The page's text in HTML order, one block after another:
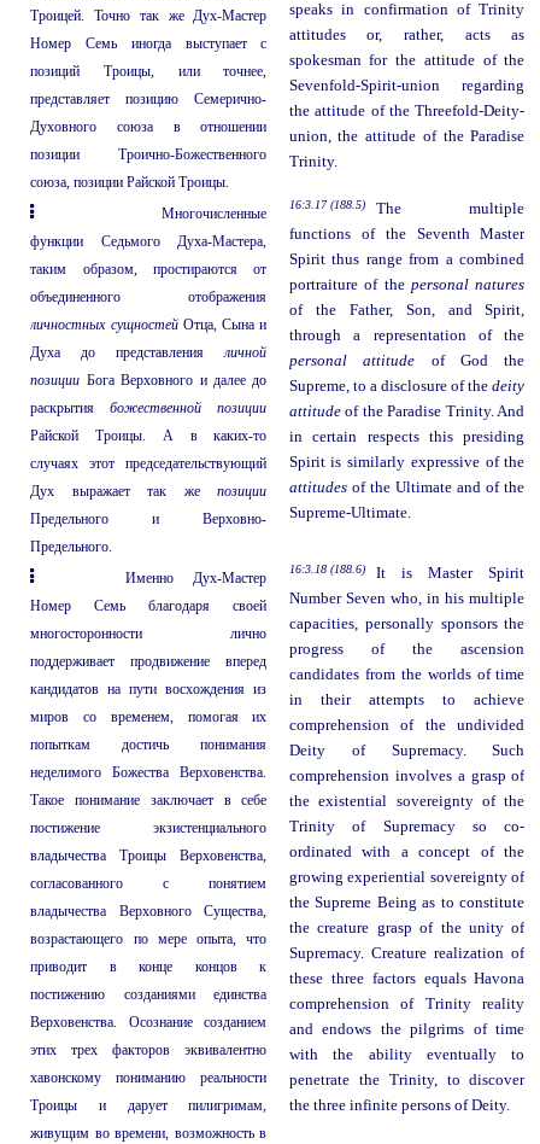
Троицей. Точно так же Дух-Мастер
Номер Семь иногда выступает с
позиций Троицы, или точнее,
представляет позицию Семерично-
Духовного союза в отношении
позиции Троично-Божественного
союза, позиции Райской Троицы.
speaks in confirmation of Trinity
attitudes or, rather, acts as
spokesman for the attitude of the
Sevenfold-Spirit-union regarding
the attitude of the Threefold-Deity-
union, the attitude of the Paradise
Trinity.
Многочисленные
функции Седьмого Духа-Мастера,
таким образом, простираются от
объединенного отображения
личностных сущностейОтца, Сына и
Духа до представленияличной
позиции Бога Верховного и далее до
раскрытиябожественной позиции
Райской Троицы. А в каких-то
случаях этот председательствующий
Дух выражает так жепозиции
Предельного и Верховно-
Предельного.
16:3.17 (188.5)
The multiple
functions of the Seventh Master
Spirit thus range from a combined
portraiture of thepersonal natures
of the Father, Son, and Spirit,
through a representation of the
personal attitude of God the
Supreme, to a disclosure of thedeity
attitudeof the Paradise Trinity. And
in certain respects this presiding
Spirit is similarly expressive of the
attitudesof the Ultimate and of the
Supreme-Ultimate.
Именно Дух-Мастер
Номер Семь благодаря своей
многосторонности лично
поддерживает продвижение вперед
кандидатов на пути восхождения из
миров со временем, помогая их
попыткам достичь понимания
неделимого Божества Верховенства.
Такое понимание заключает в себе
постижение экзистенциального
владычества Троицы Верховенства,
согласованного с понятием
владычества Верховного Существа,
возрастающего по мере опыта, что
приводит в конце концов к
постижению созданиями единства
Верховенства. Осознание созданием
этих трех факторов эквивалентно
хавонскому пониманию реальности
Троицы и дарует пилигримам,
живущим во времени, возможность в
16:3.18 (188.6)
It is Master Spirit
Number Seven who, in his multiple
capacities, personally sponsors the
progress of the ascension
candidates from the worlds of time
in their attempts to achieve
comprehension of the undivided
Deity of Supremacy. Such
comprehension involves a grasp of
the existential sovereignty of the
Trinity of Supremacy so co-
ordinated with a concept of the
growing experiential sovereignty of
the Supreme Being as to constitute
the creature grasp of the unity of
Supremacy. Creature realization of
these three factors equals Havona
comprehension of Trinity reality
and endows the pilgrims of time
with the ability eventually to
penetrate the Trinity, to discover
the three infinite persons of Deity.